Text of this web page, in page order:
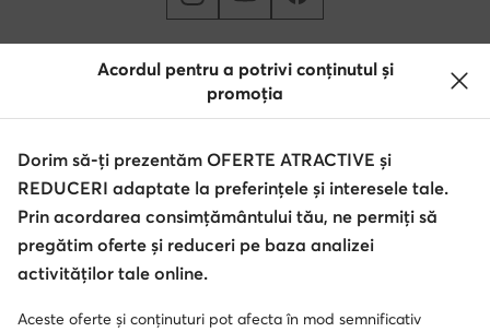
Schimbă țara: Rumunia (RO)
© epantofi.ro 2026
Regulament
Politica de confidențialitate
Protecția datelor
Acordul pentru a potrivi conținutul și
promoția
Dorim să-ți prezentăm OFERTE ATRACTIVE și
REDUCERI adaptate la preferințele și interesele tale.
Prin acordarea consimțământului tău, ne permiți să
pregătim oferte și reduceri pe baza analizei
activităților tale online.
Aceste oferte și conținuturi pot afecta în mod semnificativ